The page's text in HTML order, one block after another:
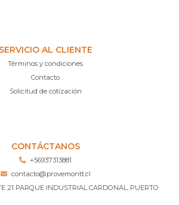
SERVICIO AL CLIENTE
Términos y condiciones
Contacto
Solicitud de cotización
CONTÁCTANOS
+56937313881
contacto@provemontt.cl
21 PARQUE INDUSTRIAL CARDONAL, PUERTO